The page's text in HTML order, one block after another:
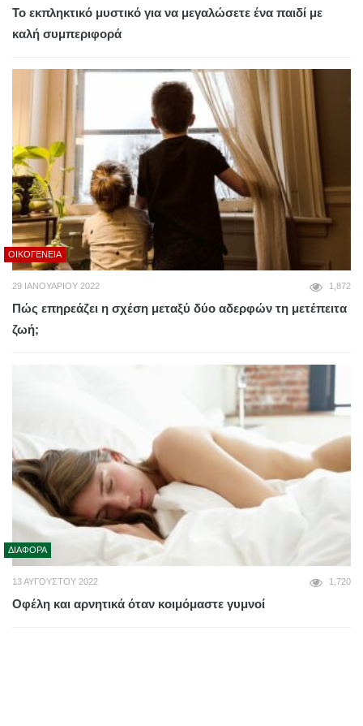
Το εκπληκτικό μυστικό για να μεγαλώσετε ένα παιδί με
καλή συμπεριφορά
ΟΙΚΟΓΈΝΕΙΑ
29 ΙΑΝΟΥΑΡΊΟΥ 2022 1,872
Πώς επηρεάζει η σχέση μεταξύ δύο αδερφών τη μετέπειτα
ζωή;
ΔΙΆΦΟΡΑ
13 ΑΥΓΟΎΣΤΟΥ 2022 1,720
Οφέλη και αρνητικά όταν κοιμόμαστε γυμνοί